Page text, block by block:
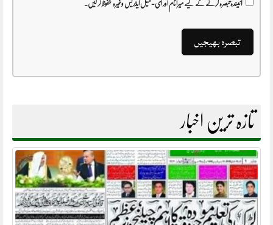
آئیندہ تبصرہ کرنے کے لیے میرا نام اور ای-میل ایڈریس وغیرہ محفوظ کر لیں۔
تازہ ترین اخبار